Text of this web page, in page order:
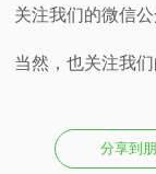
关注我们的微信公
当然，也关注我
分享到